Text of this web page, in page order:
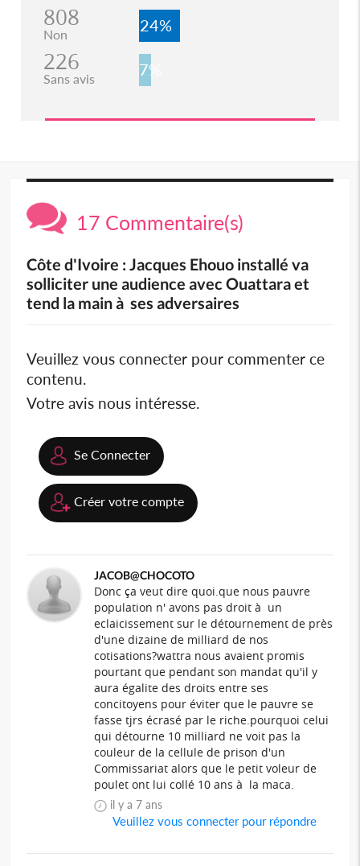
808
Non 24%
226
Sans avis 7%
17 Commentaire(s)
Côte d'Ivoire : Jacques Ehouo installé va
solliciter une audience avec Ouattara et
tend la main à ses adversaires
Veuillez vous connecter pour commenter ce
contenu.
Votre avis nous intéresse.
Se Connecter
Créer votre compte
JACOB@CHOCOTO
Donc ça veut dire quoi.que nous pauvre
population n' avons pas droit à un
eclaicissement sur le détournement de près
d'une dizaine de milliard de nos
cotisations?wattra nous avaient promis
pourtant que pendant son mandat qu'il y
aura égalite des droits entre ses
concitoyens pour éviter que le pauvre se
fasse tjrs écrasé par le riche.pourquoi celui
qui détourne 10 milliard ne voit pas la
couleur de la cellule de prison d'un
Commissariat alors que le petit voleur de
poulet ont lui collé 10 ans à la maca.
il y a 7 ans
Veuillez vous connecter pour répondre